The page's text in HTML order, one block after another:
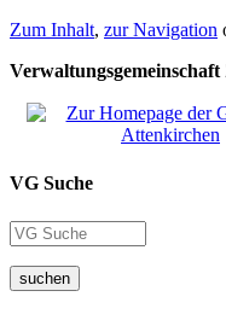
Zum Inhalt, zur Navigation
VG Suche
suchen